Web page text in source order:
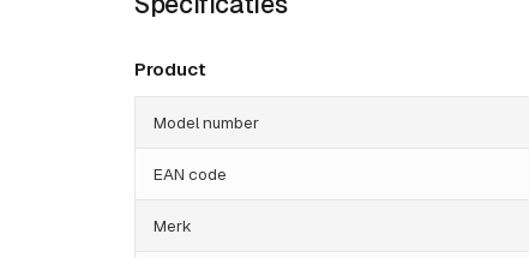
Product
Model number
EAN code
Merk